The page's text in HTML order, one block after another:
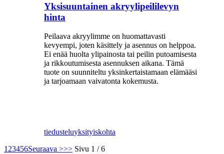
Yksisuuntainen akryylipeililevyn
hinta
Peilaava akryylimme on huomattavasti
kevyempi, joten käsittely ja asennus on helppoa.
Ei enää huolta ylipainosta tai peilin putoamisesta
ja rikkoutumisesta asennuksen aikana. Tämä
tuote on suunniteltu yksinkertaistamaan elämääsi
ja tarjoamaan vaivatonta kokemusta.
tiedusteluyksityiskohta
1 23456Seuraava >>> Sivu 1 / 6